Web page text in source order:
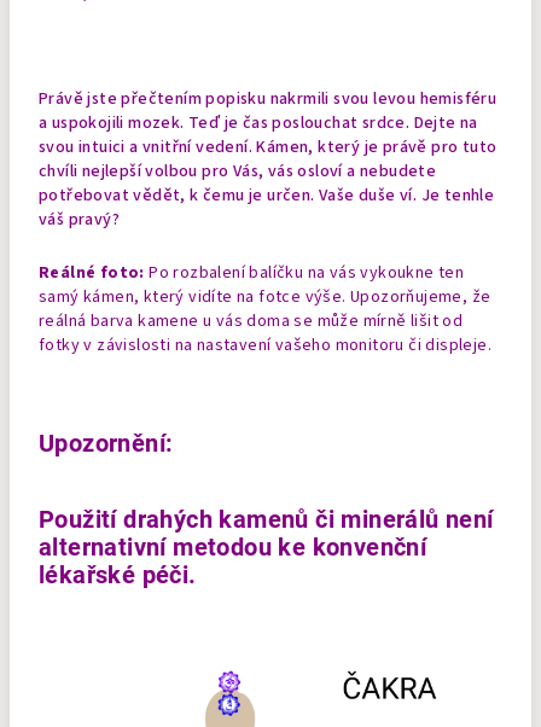
Právě jste přečtením popisku nakrmili svou levou hemisféru
a uspokojili mozek. Teď je čas poslouchat srdce. Dejte na
svou intuici a vnitřní vedení. Kámen, který je právě pro tuto
chvíli nejlepší volbou pro Vás, vás osloví a nebudete
potřebovat vědět, k čemu je určen. Vaše duše ví. Je tenhle
váš pravý?
Reálné foto: Po rozbalení balíčku na vás vykoukne ten
samý kámen, který vidíte na fotce výše. Upozorňujeme, že
reálná barva kamene u vás doma se může mírně lišit od
fotky v závislosti na nastavení vašeho monitoru či displeje.
Upozornění:
Použití drahých kamenů či minerálů není
alternativní metodou ke konvenční
lékařské péči.